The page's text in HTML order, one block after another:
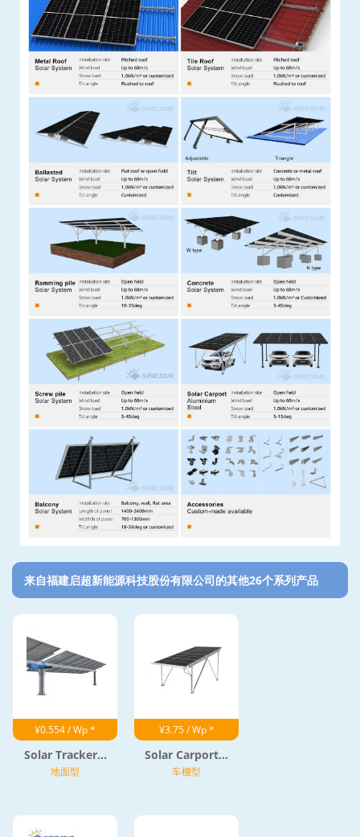
来自福建启超新能源科技股份有限公司的其他26个系列产品‎
¥0.554 / Wp *
Solar Tracker...
地面型
¥3.75 / Wp *
Solar Carport...
车棚型